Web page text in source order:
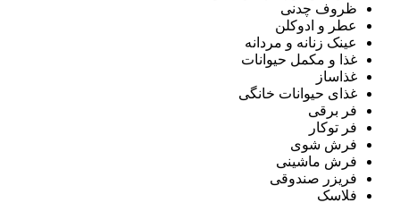
ظروف چدنی
عطر و ادوکلن
عینک زنانه و مردانه
غذا و مکمل حیوانات
غذاساز
غذای حیوانات خانگی
فر برقی
فر توکار
فرش شوی
فرش ماشینی
فریزر صندوقی
فلاسک